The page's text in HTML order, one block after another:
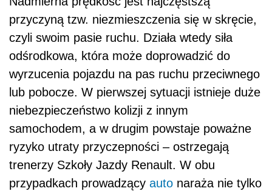
przyczyną tzw. niezmieszczenia się w skręcie,
czyli swoim pasie ruchu. Działa wtedy siła
odśrodkowa, która może doprowadzić do
wyrzucenia pojazdu na pas ruchu przeciwnego
lub pobocze. W pierwszej sytuacji istnieje duże
niebezpieczeństwo kolizji z innym
samochodem, a w drugim powstaje poważne
ryzyko utraty przyczepności – ostrzegają
trenerzy Szkoły Jazdy Renault. W obu
przypadkach prowadzący auto naraża nie tylko